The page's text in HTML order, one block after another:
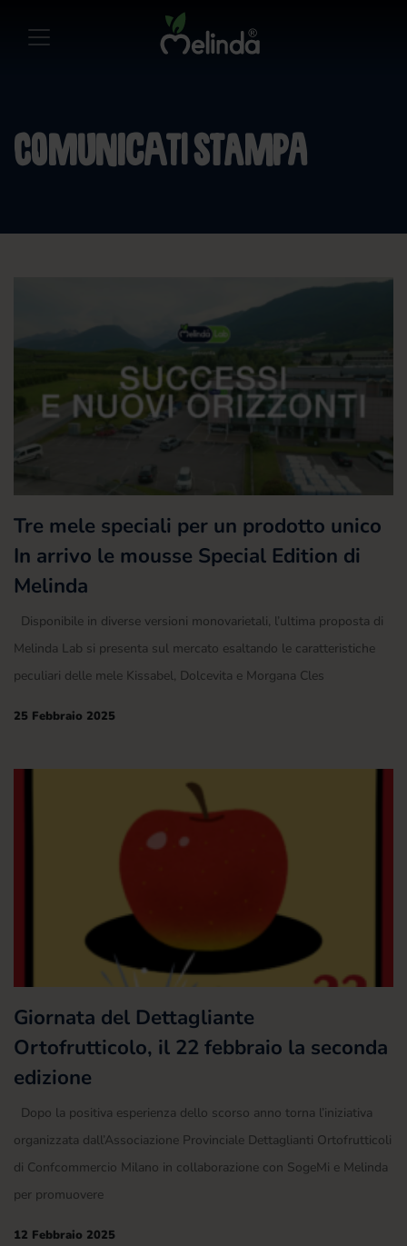
Comunicati stampa
Tre mele speciali per un prodotto unico
In arrivo le mousse Special Edition di
Melinda
Disponibile in diverse versioni monovarietali, l’ultima proposta di
Melinda Lab si presenta sul mercato esaltando le caratteristiche
peculiari delle mele Kissabel, Dolcevita e Morgana Cles
25 Febbraio 2025
Giornata del Dettagliante
Ortofrutticolo, il 22 febbraio la seconda
edizione
Dopo la positiva esperienza dello scorso anno torna l’iniziativa
organizzata dall’Associazione Provinciale Dettaglianti Ortofrutticoli
di Confcommercio Milano in collaborazione con SogeMi e Melinda
per promuovere
12 Febbraio 2025